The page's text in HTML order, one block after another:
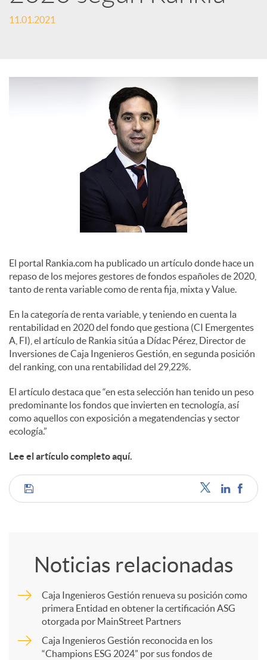
e
l
e
s
11.01.2021
El portal Rankia.com ha publicado un artículo donde hace un
repaso de los mejores gestores de fondos españoles de 2020,
tanto de renta variable como de renta fija, mixta y Value.
En la categoría de renta variable, y teniendo en cuenta la
rentabilidad en 2020 del fondo que gestiona (CI Emergentes
A, FI), el artículo de Rankia sitúa a Dídac Pérez, Director de
Inversiones de Caja Ingenieros Gestión, en segunda posición
del ranking, con una rentabilidad del 29,22%.
El artículo destaca que “en esta selección han tenido un peso
predominante los fondos que invierten en tecnología, así
como aquellos con exposición a megatendencias y sector
ecología.”
Lee el artículo completo aquí.
C
m
Noticias relacionadas
Caja Ingenieros Gestión renueva su posición como
primera Entidad en obtener la certificación ASG
otorgada por MainStreet Partners
Caja Ingenieros Gestión reconocida en los
“Champions ESG 2024” por sus fondos de